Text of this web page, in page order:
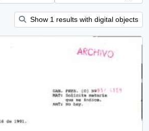
Show 1 results with digital objects